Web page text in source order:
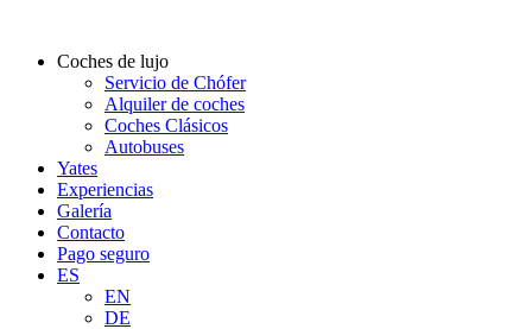
Coches de lujo
Servicio de Chófer
Alquiler de coches
Coches Clásicos
Autobuses
Yates
Experiencias
Galería
Contacto
Pago seguro
ES
EN
DE